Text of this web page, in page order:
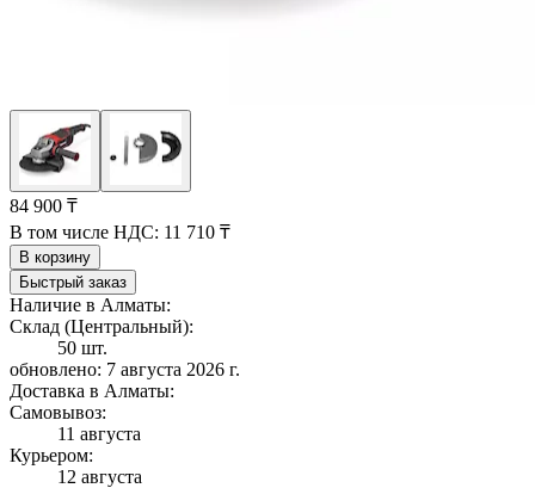
84 900 ₸
В том числе НДС: 11 710 ₸
В корзину
Быстрый заказ
Наличие в Алматы:
Склад (Центральный):
50 шт.
обновлено: 7 августа 2026 г.
Доставка в Алматы:
Самовывоз:
11 августа
Курьером:
12 августа